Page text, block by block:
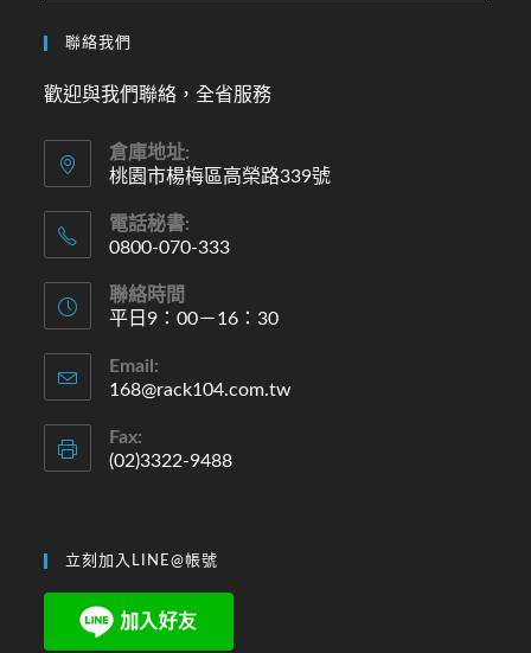
聯絡我們
歡迎與我們聯絡，全省服務
倉庫地址:
桃園市楊梅區高榮路339號
電話秘書:
0800-070-333
in
application
聯絡時間
平日9：00－16：30
in
application
Email:
168@rack104.com.twOpens
Fax:
(02)3322-9488
立刻加入LINE@帳號